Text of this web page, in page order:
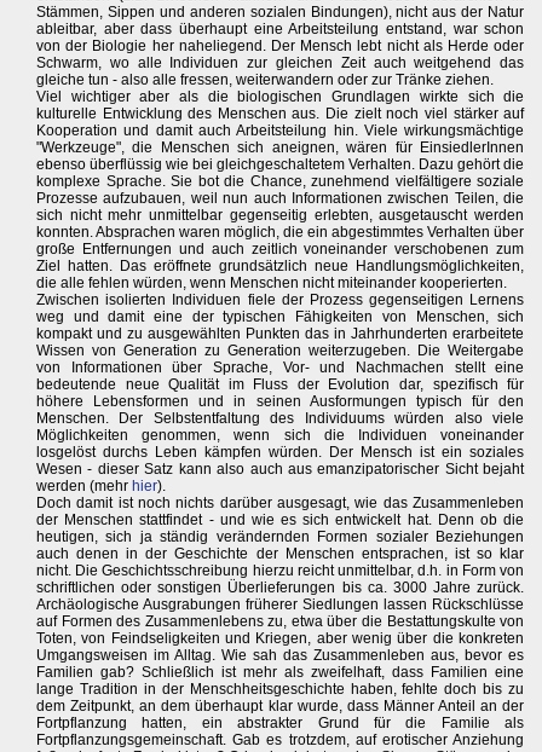
Stämmen, Sippen und anderen sozialen Bindungen), nicht aus der Natur
ableitbar, aber dass überhaupt eine Arbeitsteilung entstand, war schon
von der Biologie her naheliegend. Der Mensch lebt nicht als Herde oder
Schwarm, wo alle Individuen zur gleichen Zeit auch weitgehend das
gleiche tun - also alle fressen, weiterwandern oder zur Tränke ziehen.
Viel wichtiger aber als die biologischen Grundlagen wirkte sich die
kulturelle Entwicklung des Menschen aus. Die zielt noch viel stärker auf
Kooperation und damit auch Arbeitsteilung hin. Viele wirkungsmächtige
"Werkzeuge", die Menschen sich aneignen, wären für EinsiedlerInnen
ebenso überflüssig wie bei gleichgeschaltetem Verhalten. Dazu gehört die
komplexe Sprache. Sie bot die Chance, zunehmend vielfältigere soziale
Prozesse aufzubauen, weil nun auch Informationen zwischen Teilen, die
sich nicht mehr unmittelbar gegenseitig erlebten, ausgetauscht werden
konnten. Absprachen waren möglich, die ein abgestimmtes Verhalten über
große Entfernungen und auch zeitlich voneinander verschobenen zum
Ziel hatten. Das eröffnete grundsätzlich neue Handlungsmöglichkeiten,
die alle fehlen würden, wenn Menschen nicht miteinander kooperierten.
Zwischen isolierten Individuen fiele der Prozess gegenseitigen Lernens
weg und damit eine der typischen Fähigkeiten von Menschen, sich
kompakt und zu ausgewählten Punkten das in Jahrhunderten erarbeitete
Wissen von Generation zu Generation weiterzugeben. Die Weitergabe
von Informationen über Sprache, Vor- und Nachmachen stellt eine
bedeutende neue Qualität im Fluss der Evolution dar, spezifisch für
höhere Lebensformen und in seinen Ausformungen typisch für den
Menschen. Der Selbstentfaltung des Individuums würden also viele
Möglichkeiten genommen, wenn sich die Individuen voneinander
losgelöst durchs Leben kämpfen würden. Der Mensch ist ein soziales
Wesen - dieser Satz kann also auch aus emanzipatorischer Sicht bejaht
werden (mehr hier).
Doch damit ist noch nichts darüber ausgesagt, wie das Zusammenleben
der Menschen stattfindet - und wie es sich entwickelt hat. Denn ob die
heutigen, sich ja ständig verändernden Formen sozialer Beziehungen
auch denen in der Geschichte der Menschen entsprachen, ist so klar
nicht. Die Geschichtsschreibung hierzu reicht unmittelbar, d.h. in Form von
schriftlichen oder sonstigen Überlieferungen bis ca. 3000 Jahre zurück.
Archäologische Ausgrabungen früherer Siedlungen lassen Rückschlüsse
auf Formen des Zusammenlebens zu, etwa über die Bestattungskulte von
Toten, von Feindseligkeiten und Kriegen, aber wenig über die konkreten
Umgangsweisen im Alltag. Wie sah das Zusammenleben aus, bevor es
Familien gab? Schließlich ist mehr als zweifelhaft, dass Familien eine
lange Tradition in der Menschheitsgeschichte haben, fehlte doch bis zu
dem Zeitpunkt, an dem überhaupt klar wurde, dass Männer Anteil an der
Fortpflanzung hatten, ein abstrakter Grund für die Familie als
Fortpflanzungsgemeinschaft. Gab es trotzdem, auf erotischer Anziehung